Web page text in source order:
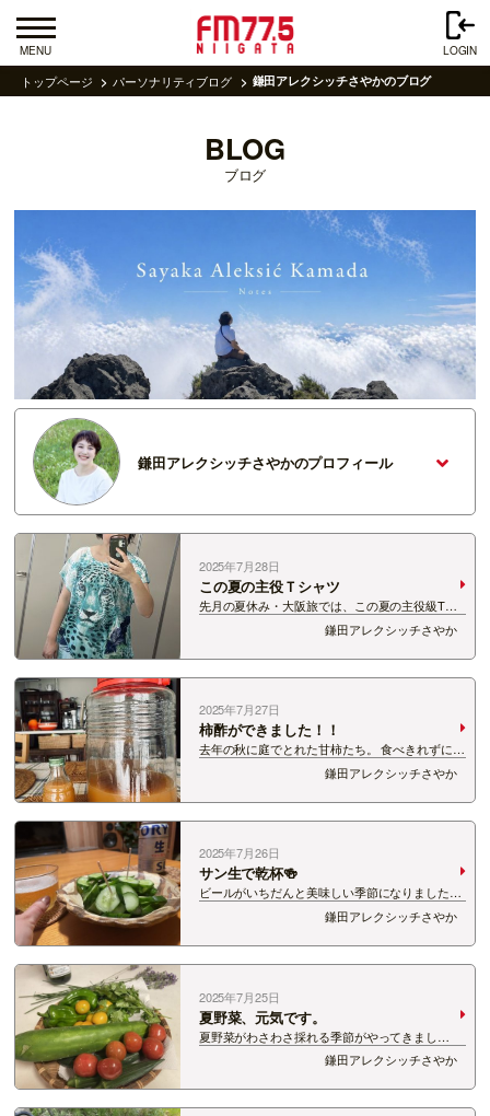
MENU LOGIN
トップページ パーソナリティブログ 鎌田アレクシッチさやかのブログ
BLOG
ブログ
鎌田アレクシッチさやかのプロフィール
2025年7月28日
この夏の主役Ｔシャツ
先月の夏休み・大阪旅では、この夏の主役級Tシ
ャツを見つけてきました😌 爽やかな夏空ブルー
に、ヒョウが大胆にあしらわれた一着。 大阪は通
天閣のふもと、新世界市場のイカしたブティック
でゲット。 目があって、もう…
鎌田アレクシッチさやか
2025年7月27日
柿酢ができました！！
去年の秋に庭でとれた甘柿たち。 食べきれずにど
うしようかと思っていたところ、 ほったらかしで
「柿酢」ができるとネットで見かけたのでやって
みたところ… できたーーーーー！！！ ほんのり
柿の甘い香りが感じられる…
鎌田アレクシッチさやか
2025年7月26日
サン生で乾杯🍻
ビールがいちだんと美味しい季節になりましたね
ーーー！！！ 辛子きゅうりとサン生で乾杯～～
～！！！ FM-NIIGATAのXアカウントでは、
「サントリー×FM-NIIGATAハッ…
鎌田アレクシッチさやか
2025年7月25日
夏野菜、元気です。
夏野菜がわさわさ採れる季節がやってきまし
た！！ 今年はトマトの勢いがすごい！！ 去年不
作だったので多めに苗を植えたのですが、どんど
ん採れます😂 ミニトマトは黄色いタイプと、皮
が柔らかい「プチプヨ」を育てています。 &nb…
鎌田アレクシッチさやか